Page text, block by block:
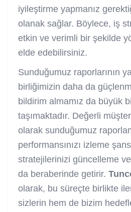
iyileştirme yapmanız
olanak sağlar. Böylece, iş
etkin ve verimli bir şekilde
elde edebilirsiniz.
Sunduğumuz raporlarının
birliğimizin daha da
bildirim almamız da büyük
taşımaktadır. Değerli
olarak sunduğumuz
performansınızı izleme
stratejilerinizi güncelleme ve
da beraberinde getirir.
olarak, bu süreçte birlikte
sizlerin hem de bizim